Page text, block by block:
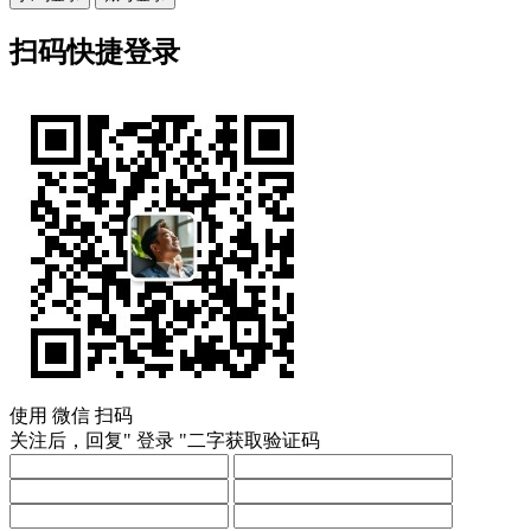
扫码快捷登录
使用 微信 扫码
关注后，回复" 登录 "二字获取验证码